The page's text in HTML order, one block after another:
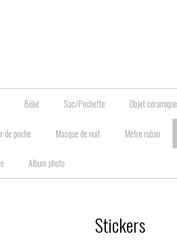
Bébé Sac/Pochette Objet céramique
de poche Masque de nuit Mètre ruban
Album photo
Stickers